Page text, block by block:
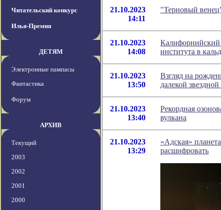
Читательский конкурс
Илья-Премия
ДЕТЯМ
Электронные пампасы
Фантастика
Форум
АРХИВ
Текущий
2003
2002
2001
2000
21.10.2023
14:11
"Терновый
21.10.2023
14:08
Калифорнийский
института в
21.10.2023
13:50
Взгляд на
далекой
21.10.2023
13:40
Рекордная
вулкана
21.10.2023
13:29
«Адская»
расшифровать